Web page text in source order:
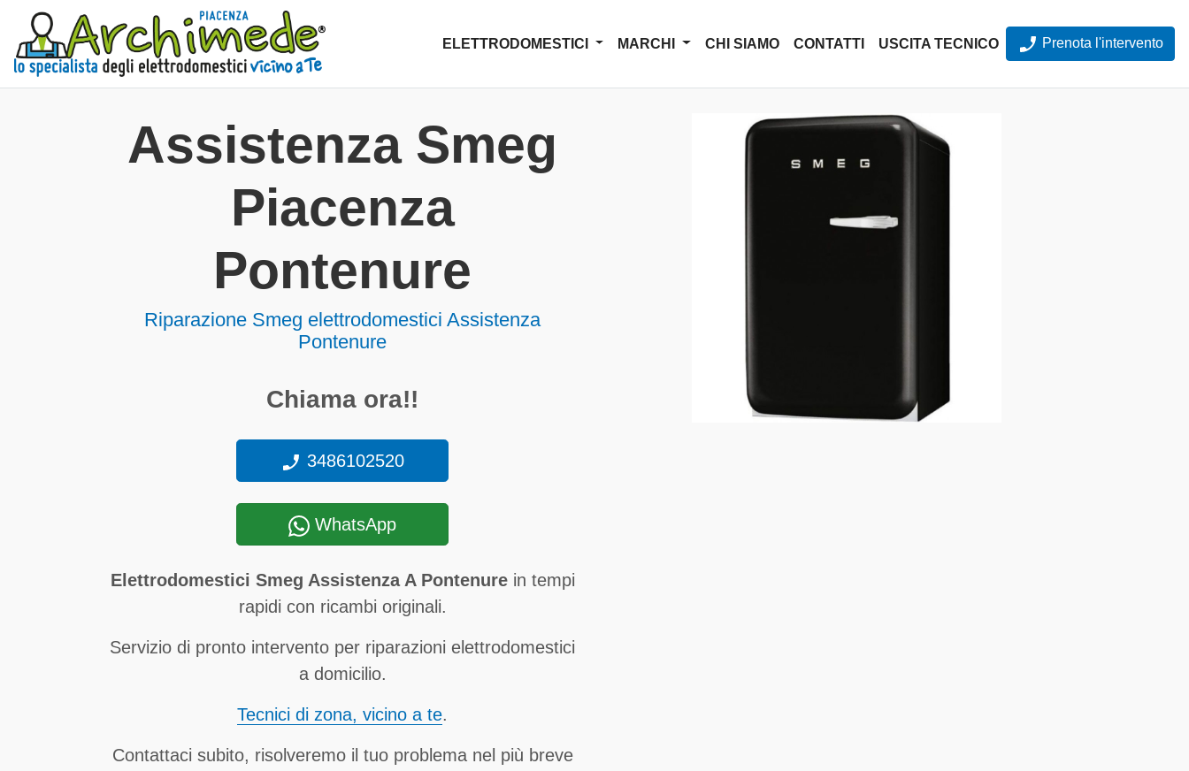
ELETTRODOMESTICI MARCHI CHI SIAMO CONTATTI USCITA TECNICO Prenota l'intervento
Assistenza Smeg
Piacenza
Pontenure
Riparazione Smeg elettrodomestici Assistenza
Pontenure
Chiama ora!!
3486102520
WhatsApp
Elettrodomestici Smeg Assistenza A Pontenurein tempi
rapidi con ricambi originali.
Servizio di pronto intervento per riparazioni elettrodomestici
a domicilio.
Tecnici di zona, vicino a te.
Contattaci subito, risolveremo il tuo problema nel più breve